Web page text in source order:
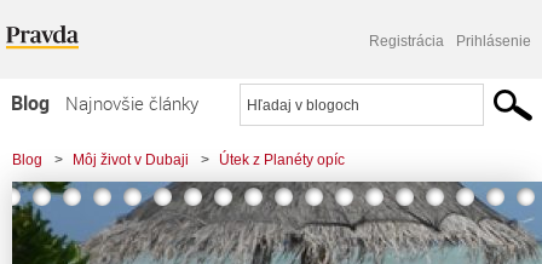
Registrácia Prihlásenie
Blog
Najnovšie články
Najčítanejšie články
Najkomentovanejšie články
Zoznam blogov
Blog > Môj život v Dubaji > Útek z Planéty opíc